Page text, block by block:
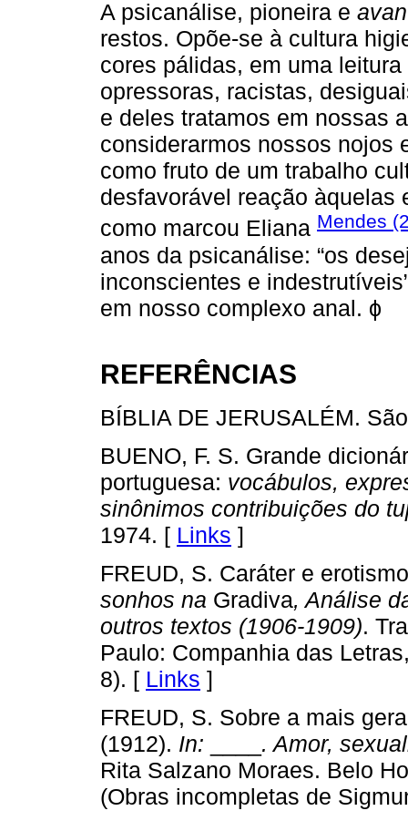
A psicanálise, pioneira e
restos. Opõe-se à cultura
cores pálidas, em uma
opressoras, racistas,
e deles tratamos em nossas
considerarmos nossos nojos
como fruto de um trabalho
desfavorável reação àquelas
como marcou Eliana Mendes
anos da psicanálise: “os
inconscientes e
em nosso complexo anal. ϕ
REFERÊNCIAS
BÍBLIA DE JERUSALÉM.
BUENO, F. S. Grande
portuguesa: vocábulos,
sinônimos contribuições do
1974. [ Links ]
FREUD, S. Caráter e
sonhos na Gradiva, Análise
outros textos (1906-1909).
Paulo: Companhia das
8). [ Links ]
FREUD, S. Sobre a mais
(1912). In:
. Amor,
Rita Salzano Moraes. Belo
(Obras incompletas de